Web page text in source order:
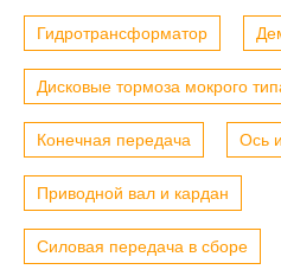
Гидротрансформатор
Дисковые тормоза мокрого
Конечная передача Ось
Приводной вал и кардан
Силовая передача в сборе